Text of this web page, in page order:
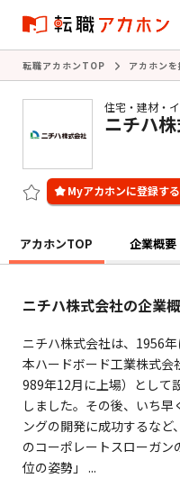
転職アカホンTOP アカホンを
住宅・建材・
ニチハ
アカホンTOP 企業概要
ニチハ株式会社の企業
ニチハ株式会社は、1956
本ハードボード工業株式
989年12月に上場）として
しました。その後、いち
ングの開発に成功するな
のコーポレートスローガ
位の姿勢」 ...